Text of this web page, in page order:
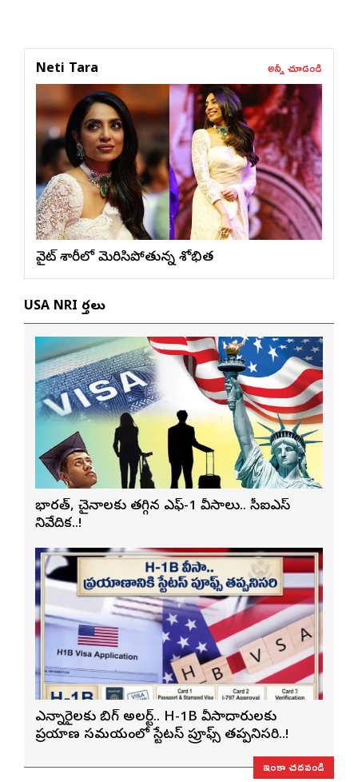
Neti Tara అన్నీ చూడండి
వైట్ శారీలో మెరిసిపోతున్న శోభిత
USA NRI వార్తలు
భారత్, చైనాలకు తగ్గిన ఎఫ్-1 వీసాలు.. సీఐఎస్
నివేదిక..!
ఎన్నారైలకు బిగ్ అలర్ట్.. H-1B వీసాదారులకు
ప్రయాణ సమయంలో స్టేటస్ ప్రూఫ్స్ తప్పనిసరి..!
ఇంకా చదవండి